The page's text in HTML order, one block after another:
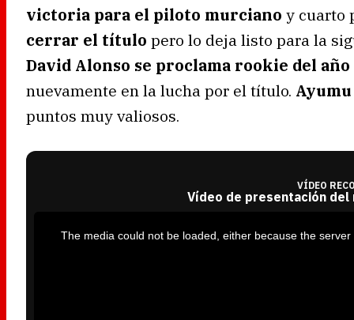
victoria para el piloto murciano y cuarto
cerrar el título pero lo deja listo para la
David Alonso se proclama rookie del año
nuevamente en la lucha por el título.
puntos muy valiosos.
VÍDEO
Vídeo de presentación
The media could not be loaded, either because the